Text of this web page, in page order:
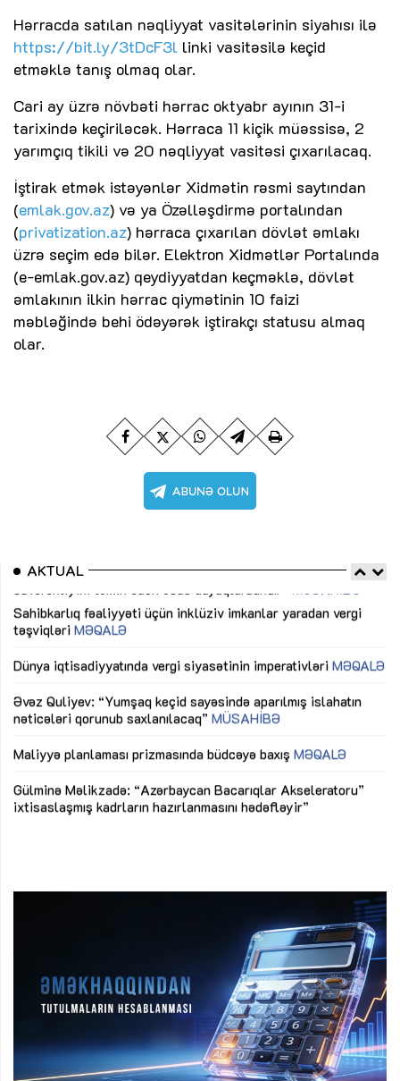
Hərracda satılan nəqliyyat vasitələrinin siyahısı ilə
https://bit.ly/3tDcF3l linki vasitəsilə keçid
etməklə tanış olmaq olar.
Cari ay üzrə növbəti hərrac oktyabr ayının 31-i
tarixində keçiriləcək. Hərraca 11 kiçik müəssisə, 2
yarımçıq tikili və 20 nəqliyyat vasitəsi çıxarılacaq.
İştirak etmək istəyənlər Xidmətin rəsmi saytından
(emlak.gov.az) və ya Özəlləşdirmə portalından
(privatization.az) hərraca çıxarılan dövlət əmlakı
üzrə seçim edə bilər. Elektron Xidmətlər Portalında
(e-emlak.gov.az) qeydiyyatdan keçməklə, dövlət
əmlakının ilkin hərrac qiymətinin 10 faizi
məbləğində behi ödəyərək iştirakçı statusu almaq
olar.
AKTUAL
Sahibkarlıq fəaliyyəti üçün inklüziv imkanlar yaradan vergi
təşviqləriMƏQALƏ
nəticələri qorunub saxlanılacaq”MÜSAHİBƏ
ixtisaslaşmış kadrların hazırlanmasını hədəfləyir”